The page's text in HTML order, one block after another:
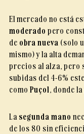
El mercado no está
moderado pero
de obra nueva (solo
mismo) y la alta
precios al alza, pero
subidas del 4-6%
como Puçol, donde
La segunda mano
de los 80 sin